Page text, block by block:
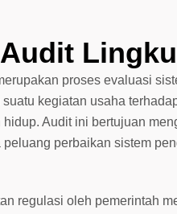
proses evaluasi
kegiatan usaha
Audit ini bertujuan
peluang perbaikan sistem
regulasi oleh pemerintah